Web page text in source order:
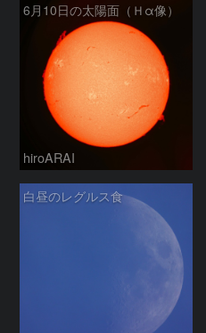
6月10日の太陽面（Ｈα像）
hiroARAI
白昼のレグルス食